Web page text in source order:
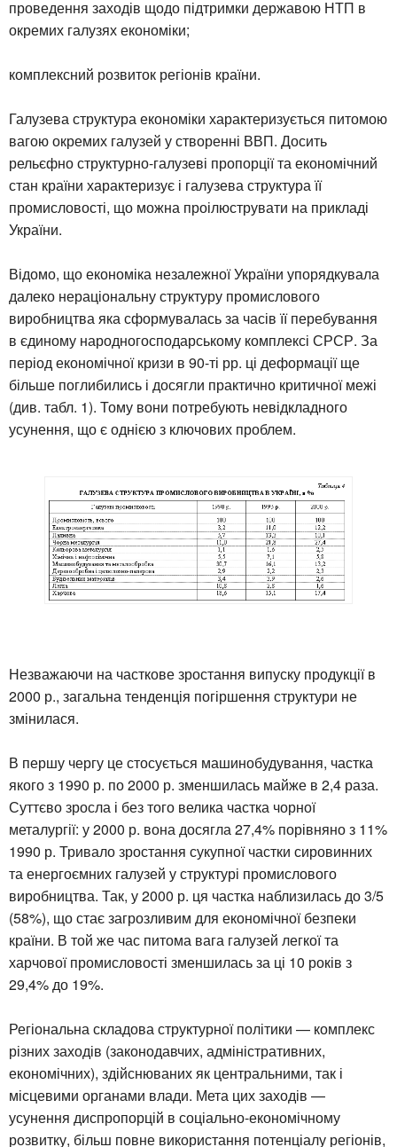
проведення заходів щодо підтримки державою НТП в
окремих галузях економіки;
комплексний розвиток регіонів країни.
Галузева структура економіки характеризується питомою
вагою окремих галузей у створенні ВВП. Досить
рельєфно структурно-галузеві пропорції та економічний
стан країни характеризує і галузева структура її
промисловості, що можна проілюструвати на прикладі
України.
Відомо, що економіка незалежної України упорядкувала
далеко нераціональну структуру промислового
виробництва яка сформувалась за часів її перебування
в єдиному народногосподарському комплексі СРСР. За
період економічної кризи в 90-ті рр. ці деформації ще
більше поглибились і досягли практично критичної межі
(див. табл. 1). Тому вони потребують невідкладного
усунення, що є однією з ключових проблем.
Незважаючи на часткове зростання випуску продукції в
2000 р., загальна тенденція погіршення структури не
змінилася.
В першу чергу це стосується машинобудування, частка
якого з 1990 р. по 2000 р. зменшилась майже в 2,4 раза.
Суттєво зросла і без того велика частка чорної
металургії: у 2000 р. вона досягла 27,4% порівняно з 11%
1990 р. Тривало зростання сукупної частки сировинних
та енергоємних галузей у структурі промислового
виробництва. Так, у 2000 р. ця частка наблизилась до 3/5
(58%), що стає загрозливим для економічної безпеки
країни. В той же час питома вага галузей легкої та
харчової промисловості зменшилась за ці 10 років з
29,4% до 19%.
Регіональна складова структурної політики — комплекс
різних заходів (законодавчих, адміністративних,
економічних), здійснюваних як центральними, так і
місцевими органами влади. Мета цих заходів —
усунення диспропорцій в соціально-економічному
розвитку, більш повне використання потенціалу регіонів,